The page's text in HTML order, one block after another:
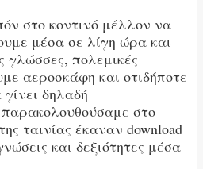
στο κοντινό μέλλον να
μέσα σε λίγη ώρα και
γλώσσες, πολεμικές
αεροσκάφη και οτιδήποτε
δηλαδή
στο
ταινίας έκαναν download
και δεξιότητες μέσα